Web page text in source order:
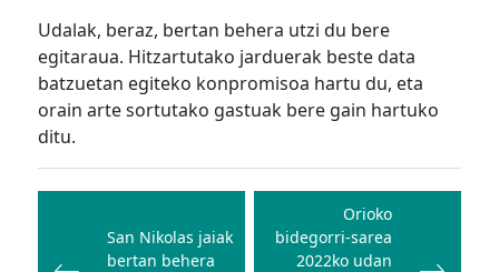
Udalak, beraz, bertan behera utzi du bere
egitaraua. Hitzartutako jarduerak beste data
batzuetan egiteko konpromisoa hartu du, eta
orain arte sortutako gastuak bere gain hartuko
ditu.
Bidalketetan
nabigatuSan Nikolas jaiak
bertan behera
Orioko
bidegorri-sarea
2022ko udan